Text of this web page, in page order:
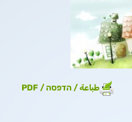
طباعة / הדפסה / PDF